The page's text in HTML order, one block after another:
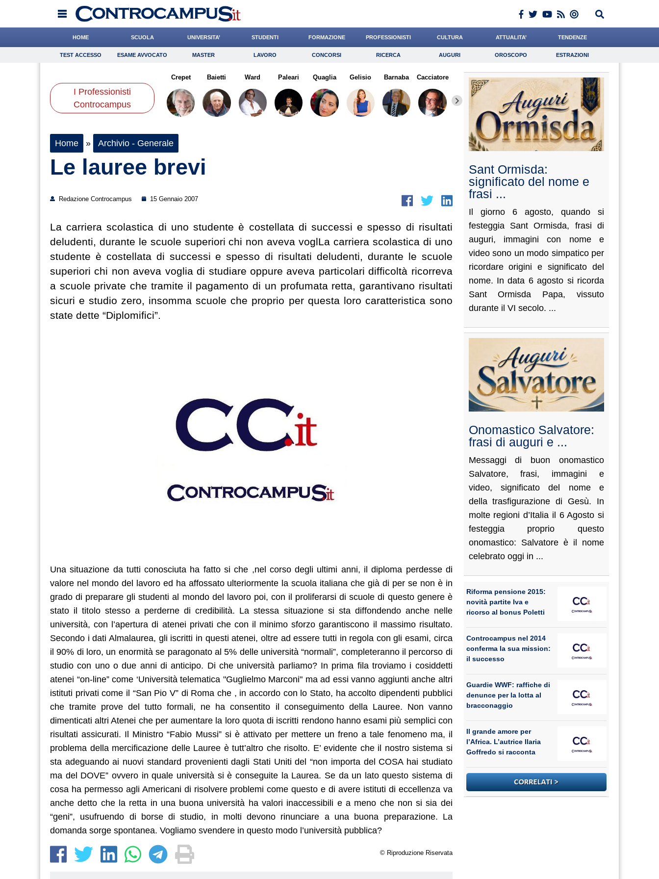
HOME SCUOLA UNIVERSITA’ STUDENTI FORMAZIONE PROFESSIONISTI CULTURA ATTUALITA’ TENDENZE
TEST ACCESSO Esame Avvocato Master Lavoro Concorsi Ricerca Auguri Oroscopo Estrazioni
Consigli Risparmio Diritto Economia Giornalista Lavoro Psicologia
Scienze
TEST ACCESSO ESAME AVVOCATO MASTER LAVORO CONCORSI RICERCA AUGURI OROSCOPO ESTRAZIONI
I Professionisti
Controcampus
Crepet Baietti Ward Paleari Quaglia Gelisio Barnaba Cacciatore Catizone Grassotti Napolitani Bonanni Tassone
Home » Archivio - Generale
Le lauree brevi
Redazione Controcampus 15 Gennaio 2007
La carriera scolastica di uno studente è costellata di successi e spesso di risultati
deludenti, durante le scuole superiori chi non aveva voglLa carriera scolastica di uno
studente è costellata di successi e spesso di risultati deludenti, durante le scuole
superiori chi non aveva voglia di studiare oppure aveva particolari difficoltà ricorreva
a scuole private che tramite il pagamento di un profumata retta, garantivano risultati
sicuri e studio zero, insomma scuole che proprio per questa loro caratteristica sono
state dette “Diplomifici”.
Una situazione da tutti conosciuta ha fatto si che ,nel corso degli ultimi anni, il diploma perdesse di
valore nel mondo del lavoro ed ha affossato ulteriormente la scuola italiana che già di per se non è in
grado di preparare gli studenti al mondo del lavoro poi, con il proliferarsi di scuole di questo genere è
stato il titolo stesso a perderne di credibilità. La stessa situazione si sta diffondendo anche nelle
università, con l’apertura di atenei privati che con il minimo sforzo garantiscono il massimo risultato.
Secondo i dati Almalaurea, gli iscritti in questi atenei, oltre ad essere tutti in regola con gli esami, circa
il 90% di loro, un enormità se paragonato al 5% delle università “normali”, completeranno il percorso di
studio con uno o due anni di anticipo. Di che università parliamo? In prima fila troviamo i cosiddetti
atenei “on-line” come ‘Università telematica "Guglielmo Marconi" ma ad essi vanno aggiunti anche altri
istituti privati come il “San Pio V” di Roma che , in accordo con lo Stato, ha accolto dipendenti pubblici
che tramite prove del tutto formali, ne ha consentito il conseguimento della Lauree. Non vanno
dimenticati altri Atenei che per aumentare la loro quota di iscritti rendono hanno esami più semplici con
risultati assicurati. Il Ministro “Fabio Mussi” si è attivato per mettere un freno a tale fenomeno ma, il
problema della mercificazione delle Lauree è tutt’altro che risolto. E’ evidente che il nostro sistema si
sta adeguando ai nuovi standard provenienti dagli Stati Uniti del “non importa del COSA hai studiato
ma del DOVE” ovvero in quale università si è conseguite la Laurea. Se da un lato questo sistema di
cosa ha permesso agli Americani di risolvere problemi come questo e di avere istituti di eccellenza va
anche detto che la retta in una buona università ha valori inaccessibili e a meno che non si sia dei
“geni”, usufruendo di borse di studio, in molti devono rinunciare a una buona preparazione. La
domanda sorge spontanea. Vogliamo svendere in questo modo l’università pubblica?
© Riproduzione Riservata
Sant Ormisda:
significato del nome e
frasi ...
Il giorno 6 agosto, quando si
festeggia Sant Ormisda, frasi di
auguri, immagini con nome e
video sono un modo simpatico per
ricordare origini e significato del
nome. In data 6 agosto si ricorda
Sant Ormisda Papa, vissuto
durante il VI secolo. ...
Onomastico Salvatore:
frasi di auguri e ...
Messaggi di buon onomastico
Salvatore, frasi, immagini e
video, significato del nome e
della trasfigurazione di Gesù. In
molte regioni d’Italia il 6 Agosto si
festeggia proprio questo
onomastico: Salvatore è il nome
celebrato oggi in ...
Riforma pensione 2015:
novità partite Iva e
ricorso al bonus Poletti
Controcampus nel 2014
conferma la sua mission:
il successo
Guardie WWF: raffiche di
denunce per la lotta al
bracconaggio
Il grande amore per
l’Africa. L’autrice Ilaria
Goffredo si racconta